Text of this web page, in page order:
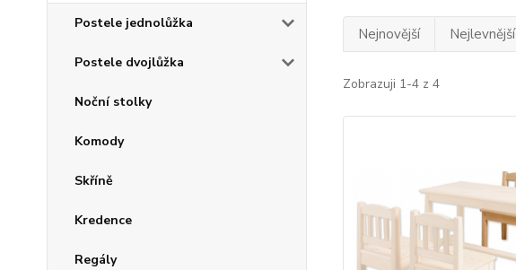
Postele jednolůžka
Postele dvojlůžka
Noční stolky
Komody
Skříně
Kredence
Regály
Nejnovější Nejlevnější
Zobrazuji 1-4 z 4